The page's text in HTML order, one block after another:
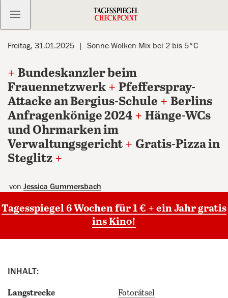
Kostenlos anmelden
Freitag, 31.01.2025 Sonne-Wolken-Mix bei 2 bis 5°C
+ Bundeskanzler beim
Frauennetzwerk + Pfefferspray-
Attacke an Bergius-Schule + Berlins
Anfragenkönige 2024 + Hänge-WCs
und Ohrmarken im
Verwaltungsgericht + Gratis-Pizza in
Steglitz +
von Jessica Gummersbach
Tagesspiegel 6 Wochen für 1 € + ein Jahr gratis
ins Kino!
INHALT:
Langstrecke
Fotorätsel